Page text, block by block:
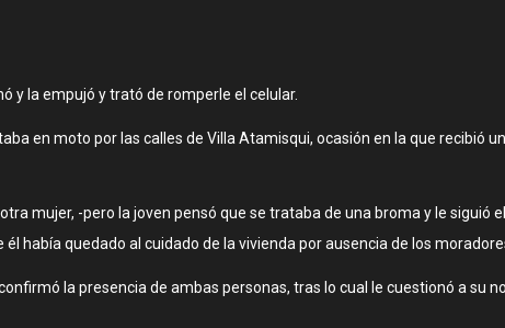
y la empujó y trató de romperle el celular.
en moto por las calles de Villa Atamisqui, ocasión en la que recibió
mujer, -pero la joven pensó que se trataba de una broma y le siguió
había quedado al cuidado de la vivienda por ausencia de los
la presencia de ambas personas, tras lo cual le cuestionó a su